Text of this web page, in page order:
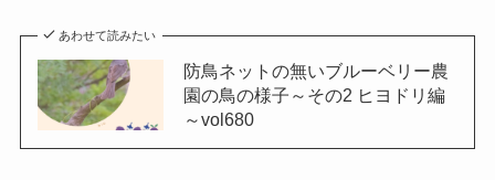
あわせて読みたい
防鳥ネットの無いブルーベリー農
園の鳥の様子～その2 ヒヨドリ編
～vol680